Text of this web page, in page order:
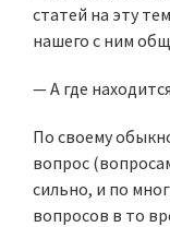
статей на эту
нашего с ним
— А где
По своему
вопрос
сильно, и по
вопросов в то